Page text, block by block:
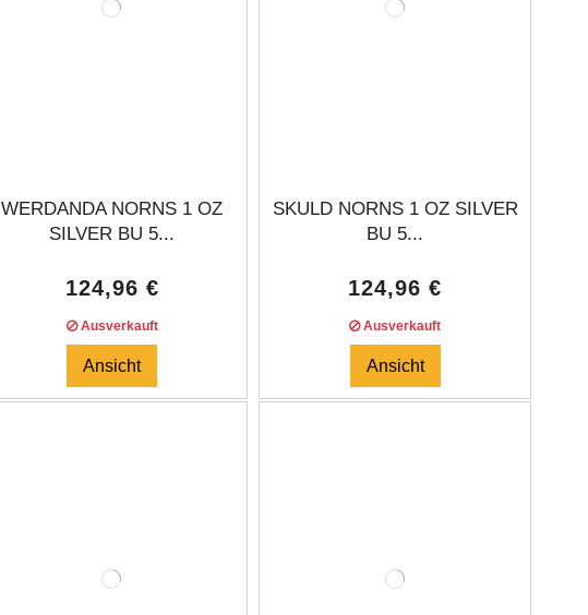
WERDANDA NORNS 1 OZ
SILVER BU 5...
124,96 €
Ausverkauft
Ansicht
SKULD NORNS 1 OZ SILVER
BU 5...
124,96 €
Ausverkauft
Ansicht